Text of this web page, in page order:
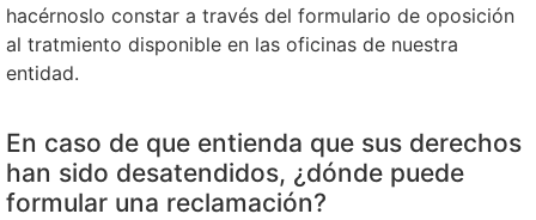
hacérnoslo constar a través del formulario de oposición
al tratmiento disponible en las oficinas de nuestra
entidad.
En caso de que entienda que sus derechos
han sido desatendidos, ¿dónde puede
formular una reclamación?